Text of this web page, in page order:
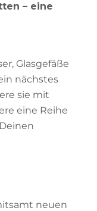
– eine
Glasgefäße
nächstes
sie mit
eine Reihe
neuen